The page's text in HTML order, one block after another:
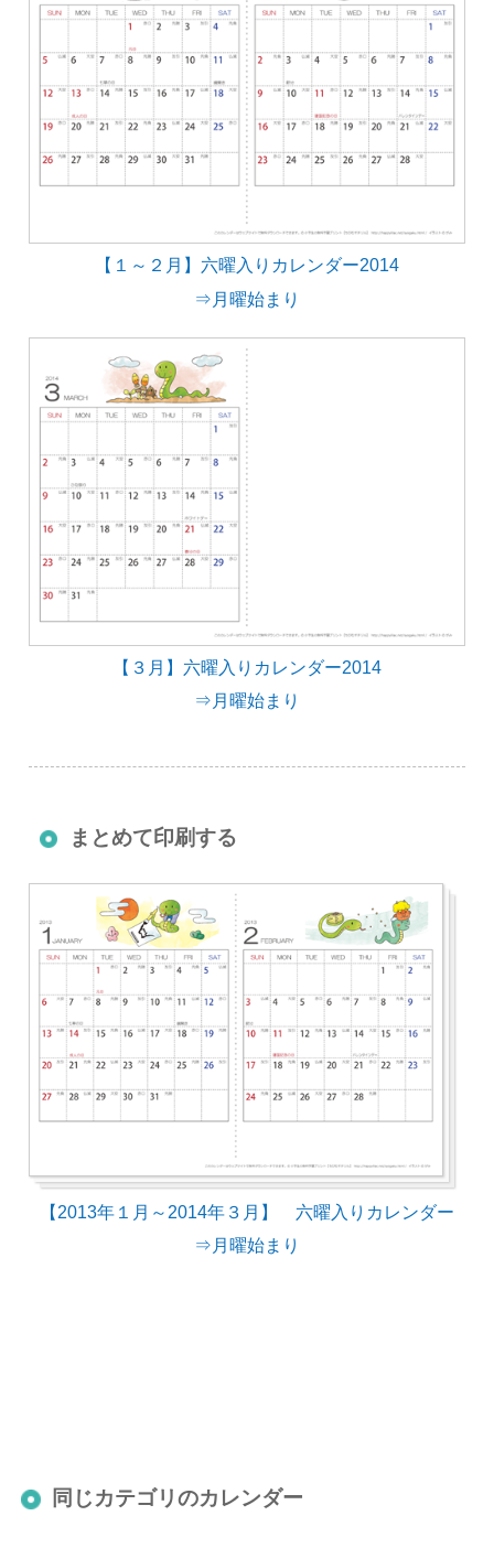
【１～２月】六曜入りカレンダー2014
⇒月曜始まり
【３月】六曜入りカレンダー2014
⇒月曜始まり
まとめて印刷する
【2013年１月～2014年３月】 六曜入りカレンダー
⇒月曜始まり
同じカテゴリのカレンダー